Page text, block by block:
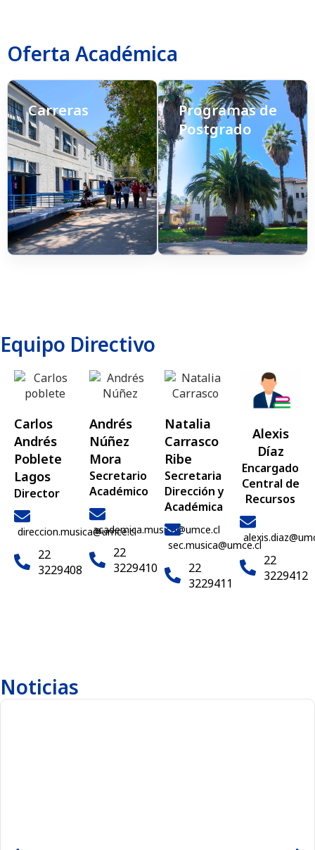
Oferta Académica
Carreras
Programas de
Postgrado
Equipo Directivo
Carlos
Andrés
Poblete
Lagos
Director
direccion.musica@umce.cl
22
3229408
Andrés
Núñez
Mora
Secretario
Académico
academica.musica@umce.cl
22
3229410
Natalia
Carrasco
Ribe
Secretaria
Dirección y
Académica
sec.musica@umce.cl
22
3229411
Alexis
Díaz
Encargado
Central de
Recursos
22
3229412
Noticias